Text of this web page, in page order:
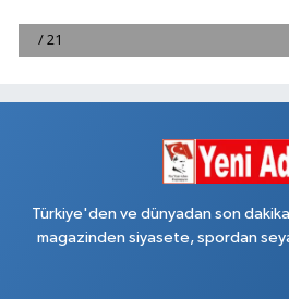
Türkiye'den ve dünyadan son
magazinden siyasete, spordan